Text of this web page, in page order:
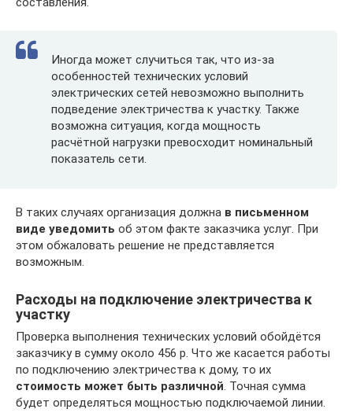
Иногда может случиться так, что из-за
особенностей технических условий
электрических сетей невозможно выполнить
подведение электричества к участку. Также
возможна ситуация, когда мощность
расчётной нагрузки превосходит номинальный
показатель сети.
В таких случаях организация должна в письменном
виде уведомить об этом факте заказчика услуг. При
этом обжаловать решение не представляется
возможным.
Расходы на подключение электричества к
участку
Проверка выполнения технических условий обойдётся
заказчику в сумму около 456 р. Что же касается работы
по подключению электричества к дому, то их
стоимость может быть различной. Точная сумма
будет определяться мощностью подключаемой линии.